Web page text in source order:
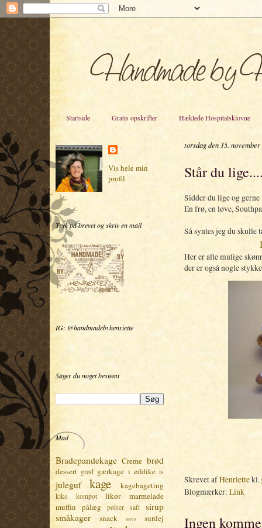
Startside Gratis opskrifter Hæklede Hospitalsklovne
torsdag den 15. november
Står du
Sidder du lige og
En frø, en løve,
Så syntes jeg du skulle
Her er alle mulige
der er også nogle
Skrevet afHenriettekl.
Blogmærker: Link
Ingen
Vis hele min
profil
Tryk på brevet og skriv en mail
IG: @handmadebyhenriette
Søger du noget bestemt
Mad
Bradepandekage Creme brød
dessert grød gærkage i eddike is
juleguf kage kagebageting
kiks kompot likør
marmelade
muffin
pålæg pølser saft
sirup
småkager
snack sovs surdej